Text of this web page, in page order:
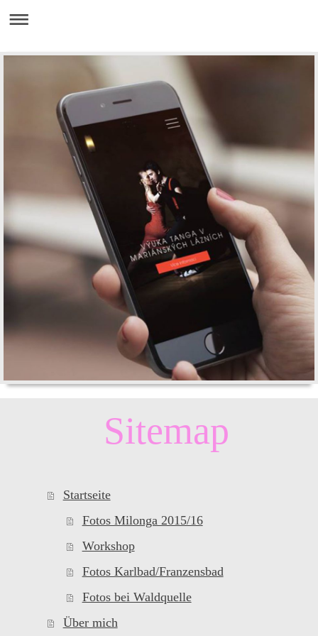
Sitemap
Startseite
Fotos Milonga 2015/16
Workshop
Fotos Karlbad/Franzensbad
Fotos bei Waldquelle
Über mich